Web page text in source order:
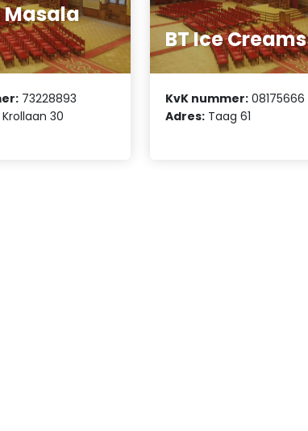
Masala
73228893
30
BT Ice Creams
KvK nummer: 08175666
Adres: Taag 61